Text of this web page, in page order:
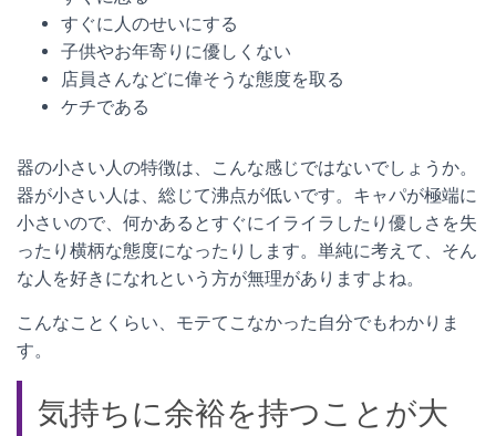
すぐに人のせいにする
子供やお年寄りに優しくない
店員さんなどに偉そうな態度を取る
ケチである
器の小さい人の特徴は、こんな感じではないでしょうか。
器が小さい人は、総じて沸点が低いです。キャパが極端に
小さいので、何かあるとすぐにイライラしたり優しさを失
ったり横柄な態度になったりします。単純に考えて、そん
な人を好きになれという方が無理がありますよね。
こんなことくらい、モテてこなかった自分でもわかりま
す。
気持ちに余裕を持つことが大